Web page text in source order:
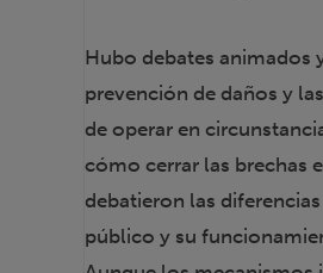
Hubo debates animados
prevención de daños y
de operar en
cómo cerrar las brechas
debatieron las
público y su